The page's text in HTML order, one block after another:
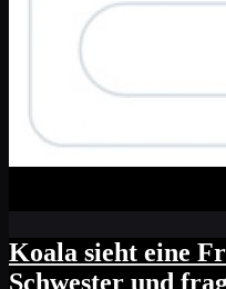
Koala sieht eine
Schwester und